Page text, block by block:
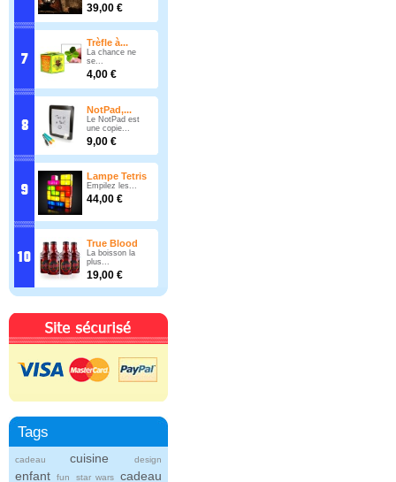
39,00 €
Trèfle à...
La chance ne
se...
4,00 €
NotPad,...
Le NotPad est
une copie...
9,00 €
Lampe Tetris
Empilez les...
44,00 €
True Blood
La boisson la
plus...
19,00 €
Tags
cadeau cuisine design
enfant fun star wars
cadeau